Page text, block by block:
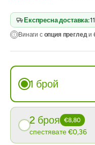
Експресна доставка:
Винаги с опция прегледи
1 брой
2 броя €8,80
спестявате €0,36